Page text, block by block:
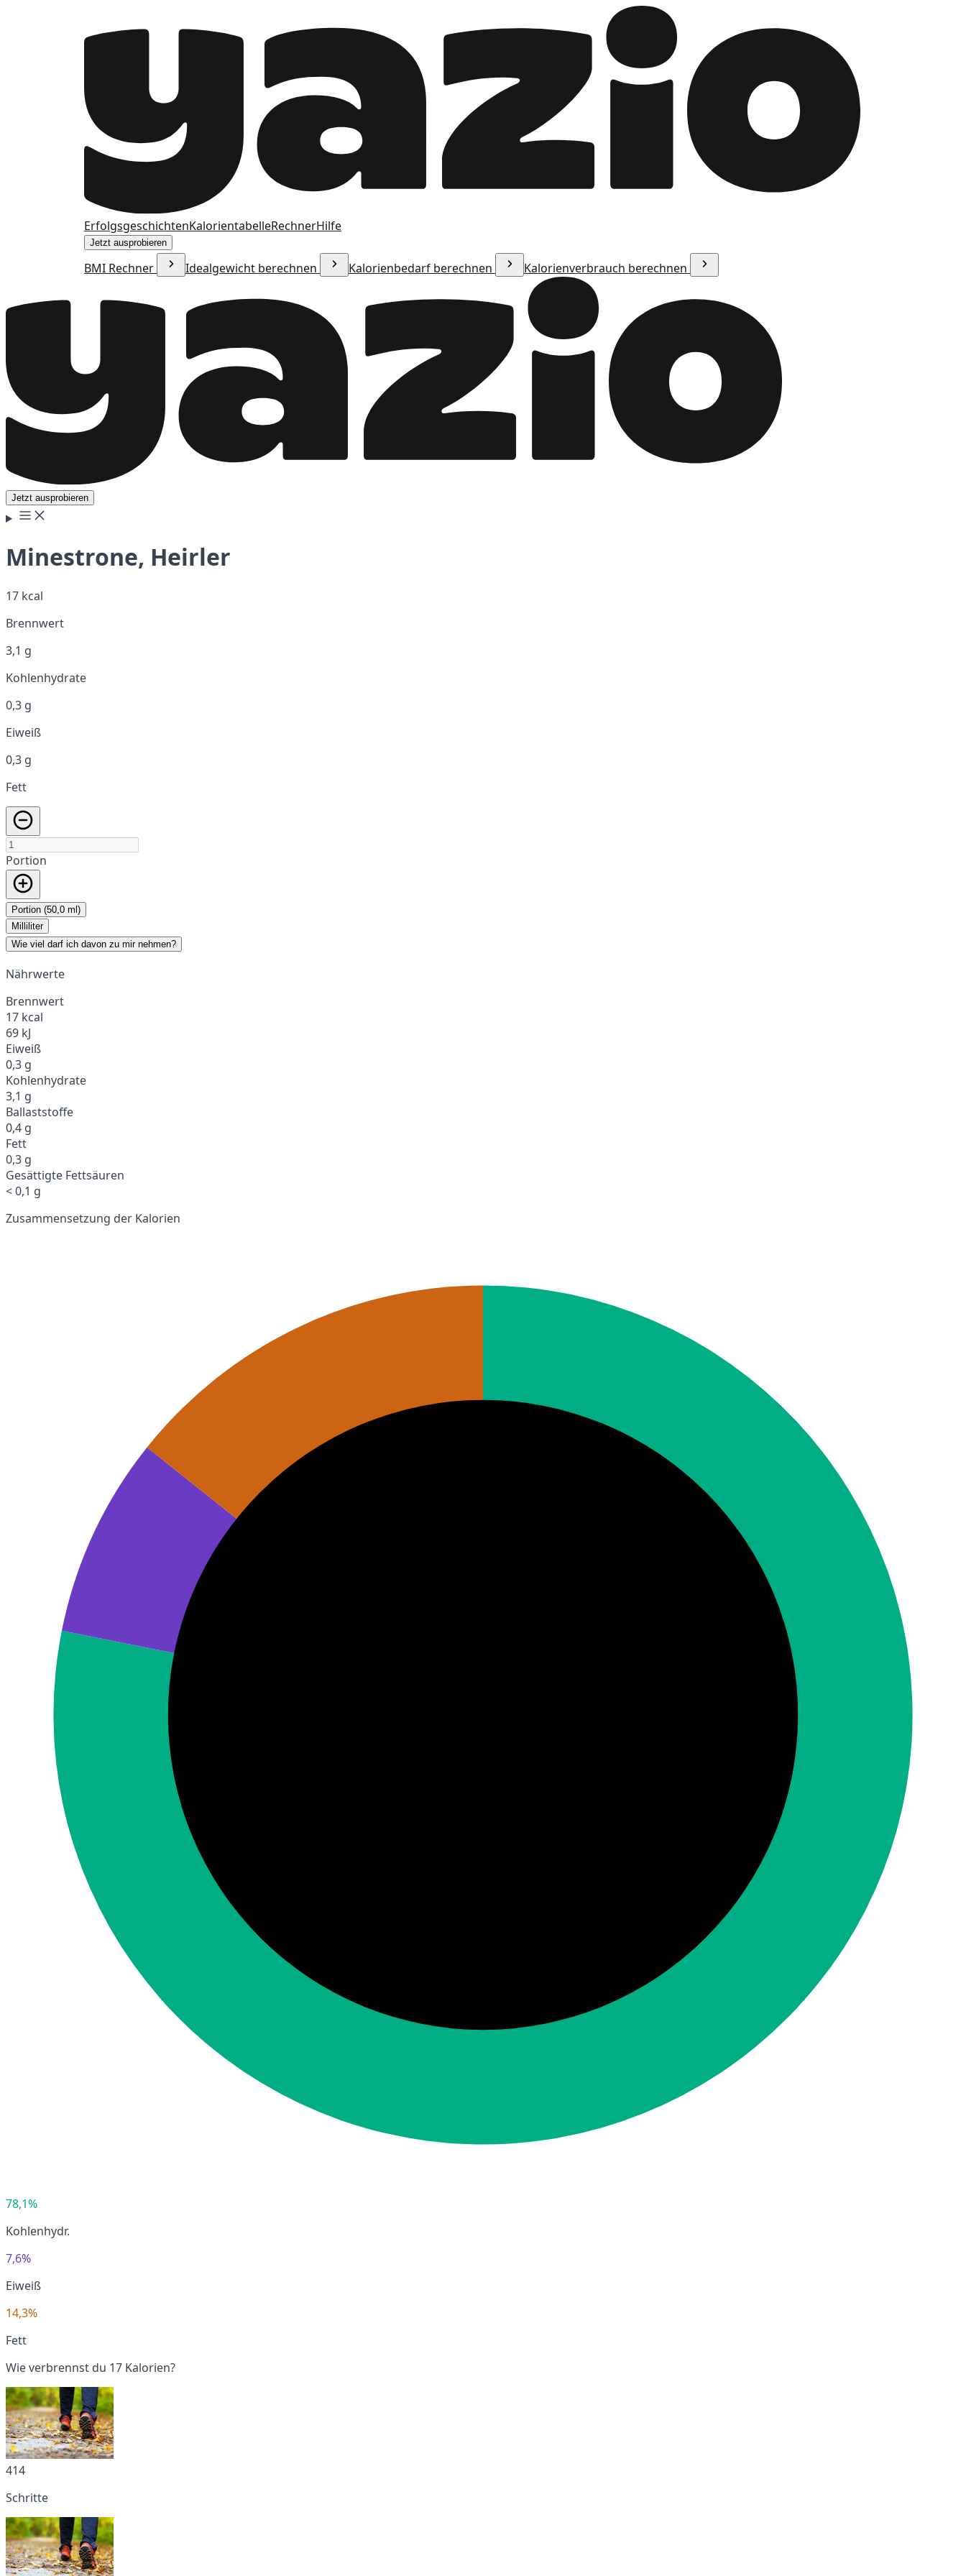
ErfolgsgeschichtenKalorientabelleRechnerHilfe
Jetzt ausprobieren
BMI Rechner Idealgewicht berechnen Kalorienbedarf berechnen Kalorienverbrauch berechnen
Jetzt ausprobieren
Minestrone, Heirler
17 kcal
Brennwert
3,1 g
Kohlenhydrate
0,3 g
Eiweiß
0,3 g
Fett
Portion
Portion (50,0 ml)
Milliliter
Wie viel darf ich davon zu mir nehmen?
Nährwerte
Brennwert
17 kcal
69 kJ
Eiweiß
0,3 g
Kohlenhydrate
3,1 g
Ballaststoffe
0,4 g
Fett
0,3 g
Gesättigte Fettsäuren
< 0,1 g
Zusammensetzung der Kalorien
78,1%
Kohlenhydr.
7,6%
Eiweiß
14,3%
Fett
Wie verbrennst du 17 Kalorien?
414
Schritte